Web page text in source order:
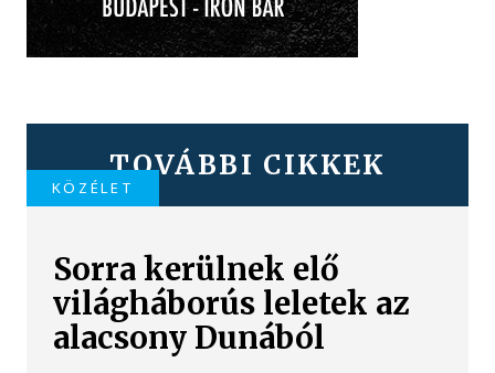
TOVÁBBI CIKKEK
KÖZÉLET
Sorra kerülnek elő
világháborús leletek az
alacsony Dunából